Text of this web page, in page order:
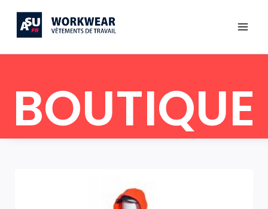
BOUTIQUE